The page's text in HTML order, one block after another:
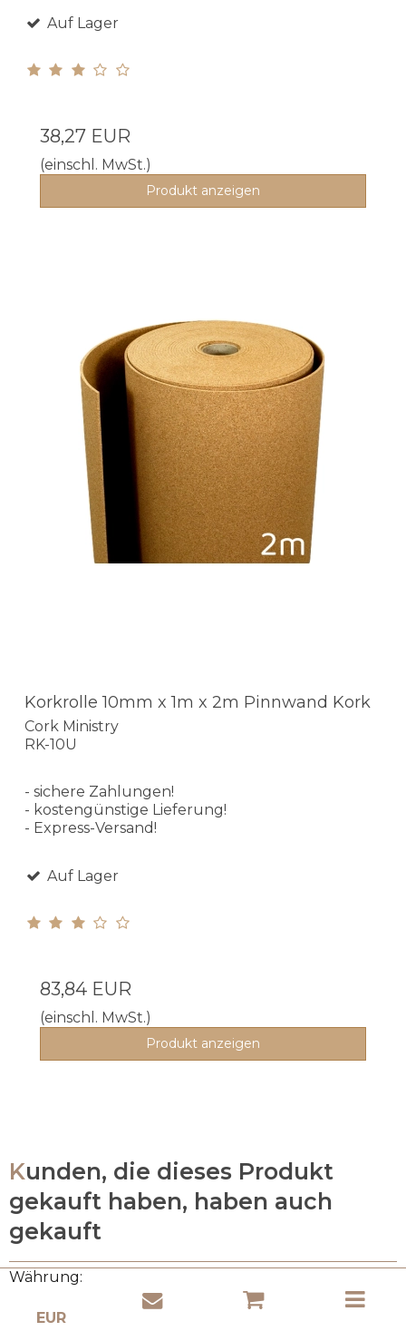
Währung:
Auf Lager
38,27 EUR
(einschl. MwSt.)
Produkt anzeigen
Korkrolle 10mm x 1m x 2m Pinnwand Kork
Cork Ministry
RK-10U
- sichere Zahlungen!
- kostengünstige Lieferung!
- Express-Versand!
Auf Lager
83,84 EUR
(einschl. MwSt.)
Produkt anzeigen
Kunden, die dieses Produkt
gekauft haben, haben auch
gekauft